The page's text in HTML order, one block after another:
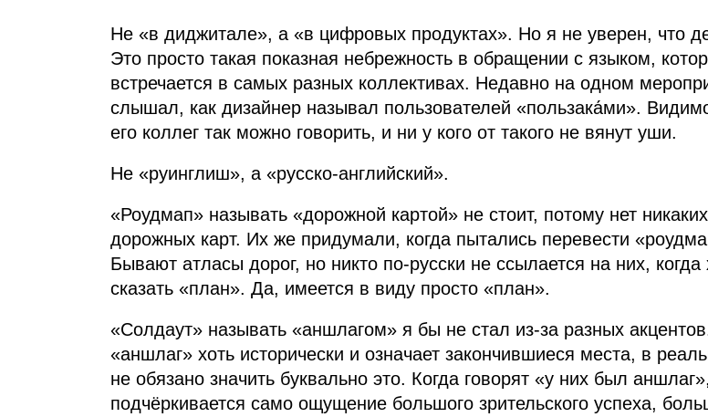
Не «в диджитале», а «в цифровых продуктах». Но я не уверен, что
Это просто такая показная небрежность в обращении с языком,
встречается в самых разных коллективах. Недавно на одном
слышал, как дизайнер называл пользователей «пользака́ми».
его коллег так можно говорить, и ни у кого от такого не вянут уши.
Не «руинглиш», а «русско‑английский».
«Роудмап» называть «дорожной картой» не стоит, потому нет никаких
дорожных карт. Их же придумали, когда пытались перевести
Бывают атласы дорог, но никто по‑русски не ссылается на них, когда
сказать «план». Да, имеется в виду просто «план».
«Солдаут» называть «аншлагом» я бы не стал из‑за разных
«аншлаг» хоть исторически и означает закончившиеся места, в
не обязано значить буквально это. Когда говорят «у них был аншлаг»,
подчёркивается само ощущение большого зрительского успеха,